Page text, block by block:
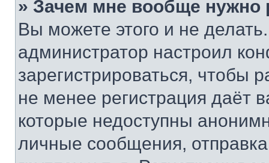
» Зачем мне вообще нужно
Вы можете этого и не
администратор настроил
зарегистрироваться, чтобы
не менее регистрация даёт
которые недоступны
личные сообщения,